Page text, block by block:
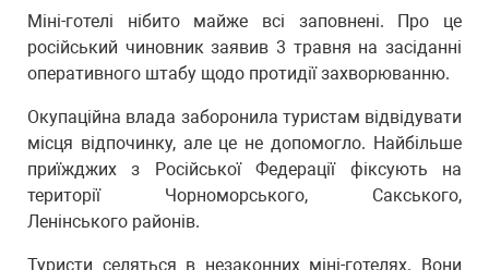
Міні-готелі нібито майже всі заповнені. Про це
російський чиновник заявив 3 травня на засіданні
оперативного штабу щодо протидії захворюванню.
Окупаційна влада заборонила туристам відвідувати
місця відпочинку, але це не допомогло. Найбільше
приїжджих з Російської Федерації фіксують на
території Чорноморського, Сакського,
Ленінського районів.
Туристи селяться в незаконних міні-готелях. Вони